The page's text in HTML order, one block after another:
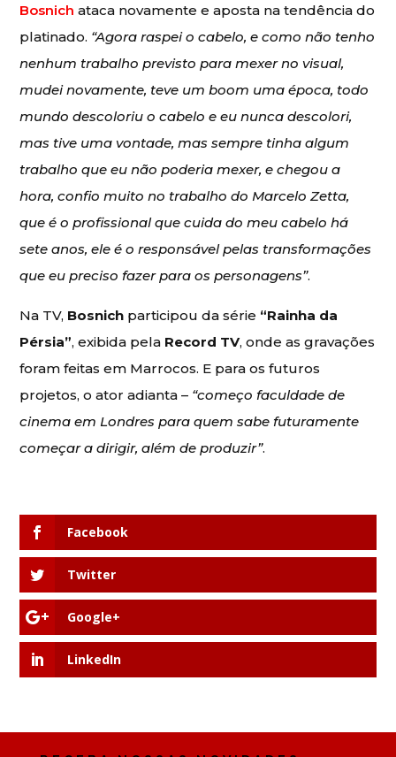
Bosnich ataca novamente e aposta na tendência do
platinado. “Agora raspei o cabelo, e como não tenho
nenhum trabalho previsto para mexer no visual,
mudei novamente, teve um boom uma época, todo
mundo descoloriu o cabelo e eu nunca descolori,
mas tive uma vontade, mas sempre tinha algum
trabalho que eu não poderia mexer, e chegou a
hora, confio muito no trabalho do Marcelo Zetta,
que é o profissional que cuida do meu cabelo há
sete anos, ele é o responsável pelas transformações
que eu preciso fazer para os personagens”.
Na TV, Bosnich participou da série “Rainha da
Pérsia”, exibida pela Record TV, onde as gravações
foram feitas em Marrocos. E para os futuros
projetos, o ator adianta – “começo faculdade de
cinema em Londres para quem sabe futuramente
começar a dirigir, além de produzir”.
Facebook
Twitter
Google+
LinkedIn